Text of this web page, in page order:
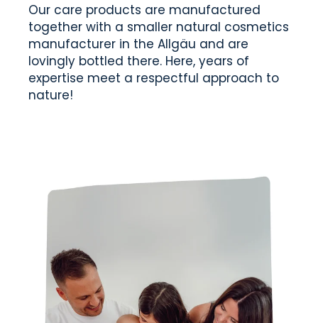
Our care products are manufactured
together with a smaller natural cosmetics
manufacturer in the Allgäu and are
lovingly bottled there. Here, years of
expertise meet a respectful approach to
nature!